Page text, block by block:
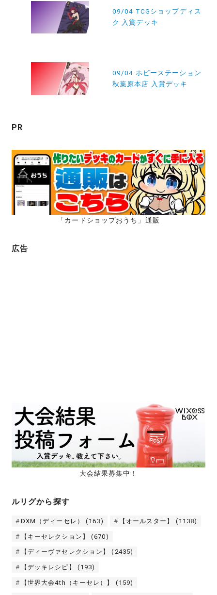
ン
09/04 TCGショップディス
ク 入賞デッキ
09/04 ホビーステーション
秋葉原本店 入賞デッキ
PR
「カードショップおうち」通販
広告
大会結果募集中！
ルリグから探す
DXM（ディーセレ） (163) 【オールスター】 (1138)
【キーセレクション】 (670)
【ディーヴァセレクション】 (2435)
【デッキレシピ】 (193)
【世界大会4th（キーセレ）】 (159)